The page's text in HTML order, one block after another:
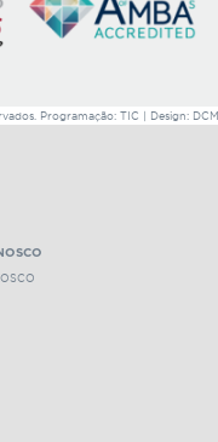
Programação: TIC | Design: DCM